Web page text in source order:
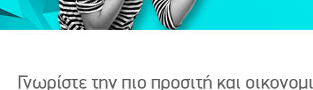
Γνωρίστε την πιο προσιτή και